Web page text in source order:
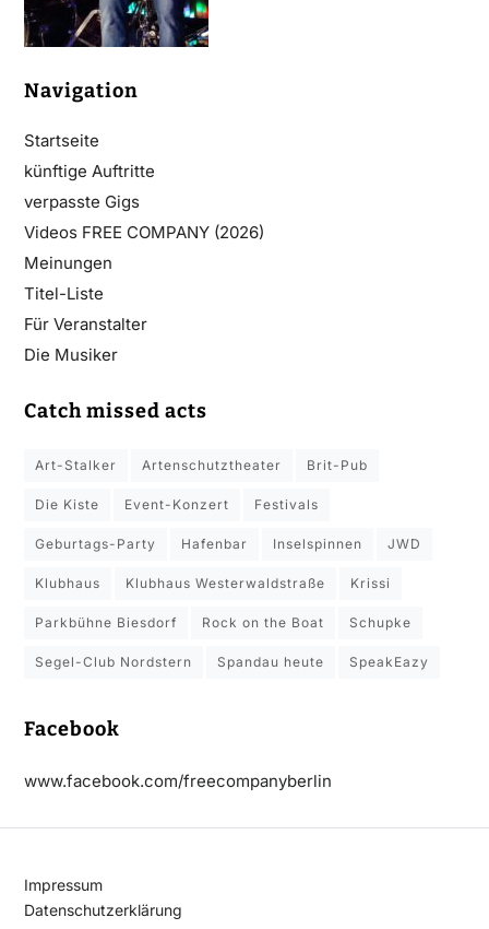
Navigation
Startseite
künftige Auftritte
verpasste Gigs
Videos FREE COMPANY (2026)
Meinungen
Titel-Liste
Für Veranstalter
Die Musiker
Catch missed acts
Art-Stalker Artenschutztheater Brit-Pub
Die Kiste Event-Konzert Festivals
Geburtags-Party Hafenbar Inselspinnen JWD
Klubhaus Klubhaus Westerwaldstraße Krissi
Parkbühne Biesdorf Rock on the Boat Schupke
Segel-Club Nordstern Spandau heute SpeakEazy
Facebook
www.facebook.com/freecompanyberlin
Impressum
Datenschutzerklärung